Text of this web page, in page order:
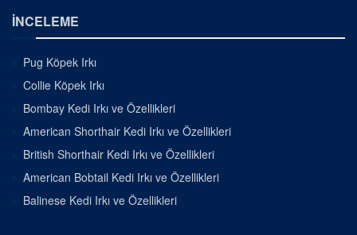
İNCELEME
Pug Köpek Irkı
Collie Köpek Irkı
Bombay Kedi Irkı ve Özellikleri
American Shorthair Kedi Irkı ve Özellikleri
British Shorthair Kedi Irkı ve Özellikleri
American Bobtail Kedi Irkı ve Özellikleri
Balinese Kedi Irkı ve Özellikleri